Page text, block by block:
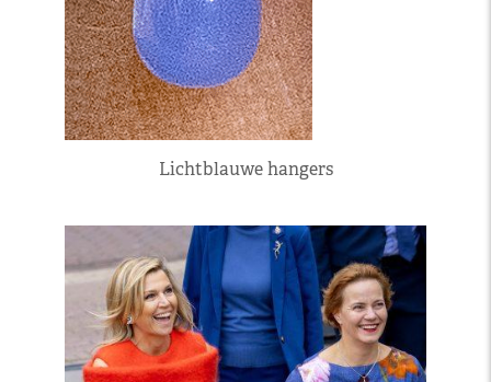
Lichtblauwe hangers